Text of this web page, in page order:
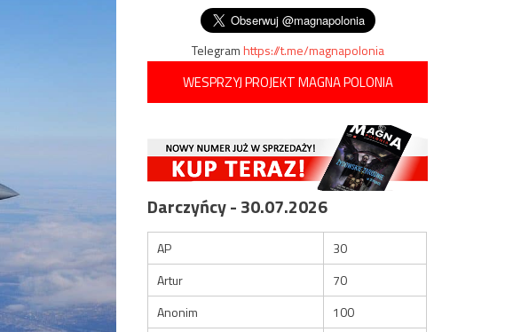
Telegramhttps://t.me/magnapolonia
WESPRZYJ PROJEKT MAGNA POLONIA
Darczyńcy - 30.07.2026
AP
30
Artur
70
Anonim
100